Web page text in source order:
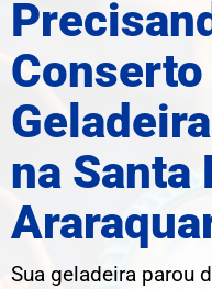
Conserto
Geladeira
na Santa
Sua geladeira parou